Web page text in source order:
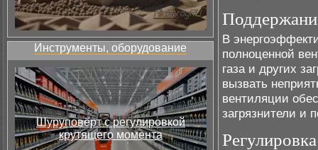
Инструменты, оборудование
Шуруповёрт с регулировкой
крутящего момента
В
полноценной
газа и других
вызвать
вентиляции
загрязнители и